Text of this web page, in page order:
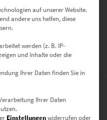
“Morgan Orange” – Farbe
auf unserer Website.
andere uns helfen, diese
werden (z. B. IP-
und Inhalte oder die
Ihrer Daten finden Sie in
Ihrer Daten
Einstellungenwiderrufen oder